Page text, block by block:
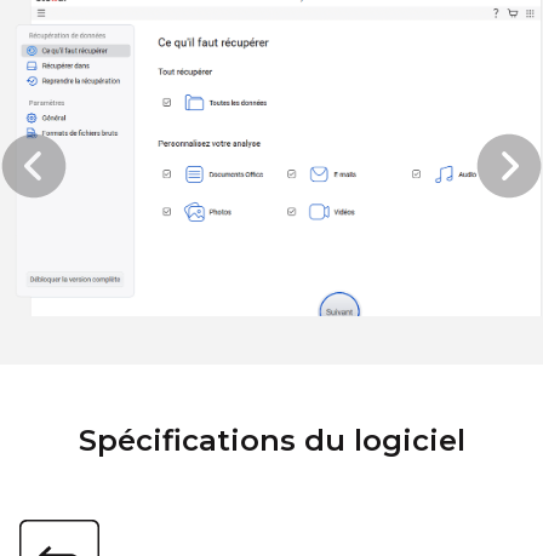
Spécifications du logiciel